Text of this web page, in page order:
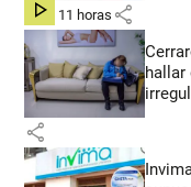
hace 11 horas share
hallar
share